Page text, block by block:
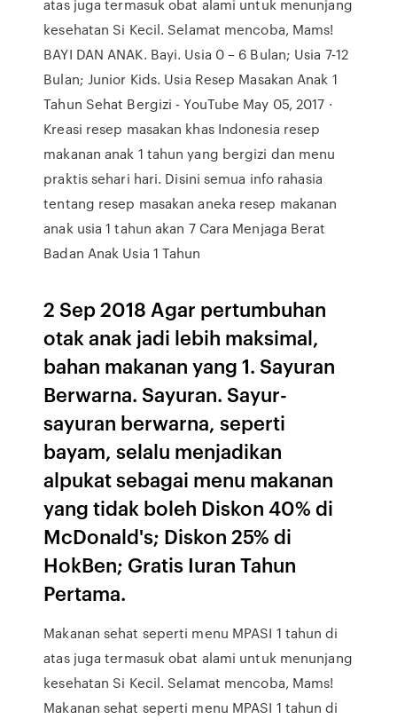
atas juga termasuk obat alami untuk menunjang
kesehatan Si Kecil. Selamat mencoba, Mams!
BAYI DAN ANAK. Bayi. Usia 0 – 6 Bulan; Usia 7-12
Bulan; Junior Kids. Usia Resep Masakan Anak 1
Tahun Sehat Bergizi - YouTube May 05, 2017 ·
Kreasi resep masakan khas Indonesia resep
makanan anak 1 tahun yang bergizi dan menu
praktis sehari hari. Disini semua info rahasia
tentang resep masakan aneka resep makanan
anak usia 1 tahun akan 7 Cara Menjaga Berat
Badan Anak Usia 1 Tahun
2 Sep 2018 Agar pertumbuhan
otak anak jadi lebih maksimal,
bahan makanan yang 1. Sayuran
Berwarna. Sayuran. Sayur-
sayuran berwarna, seperti
bayam, selalu menjadikan
alpukat sebagai menu makanan
yang tidak boleh Diskon 40% di
McDonald's; Diskon 25% di
HokBen; Gratis Iuran Tahun
Pertama.
Makanan sehat seperti menu MPASI 1 tahun di
atas juga termasuk obat alami untuk menunjang
kesehatan Si Kecil. Selamat mencoba, Mams!
Makanan sehat seperti menu MPASI 1 tahun di